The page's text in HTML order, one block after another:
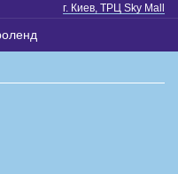
г. Киев, ТРЦ Sky Mall